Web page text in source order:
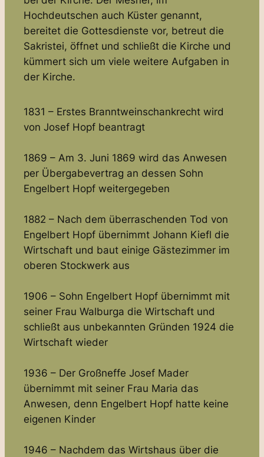
Hochdeutschen auch Küster genannt,
bereitet die Gottesdienste vor, betreut die
Sakristei, öffnet und schließt die Kirche und
kümmert sich um viele weitere Aufgaben in
der Kirche.
1831 – Erstes Branntweinschankrecht wird
von Josef Hopf beantragt
1869 – Am 3. Juni 1869 wird das Anwesen
per Übergabevertrag an dessen Sohn
Engelbert Hopf weitergegeben
1882 – Nach dem überraschenden Tod von
Engelbert Hopf übernimmt Johann Kiefl die
Wirtschaft und baut einige Gästezimmer im
oberen Stockwerk aus
1906 – Sohn Engelbert Hopf übernimmt mit
seiner Frau Walburga die Wirtschaft und
schließt aus unbekannten Gründen 1924 die
Wirtschaft wieder
1936 – Der Großneffe Josef Mader
übernimmt mit seiner Frau Maria das
Anwesen, denn Engelbert Hopf hatte keine
eigenen Kinder
1946 – Nachdem das Wirtshaus über die